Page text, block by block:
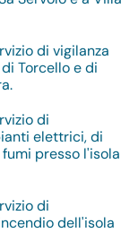
di vigilanza
Torcello e di
di
elettrici, di
presso l'isola
di
dell'isola